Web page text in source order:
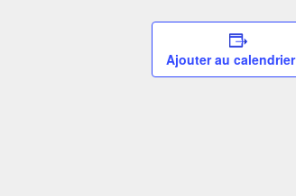
Ajouter au calendrier